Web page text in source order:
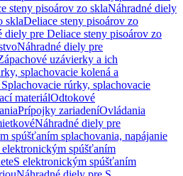
steny pisoárov zo sklaNáhradné diely
sklaDeliace steny pisoárov zo
diely pre Deliace steny pisoárov zo
Náhradné diely pre
uzávierky a ich
splachovacie kolená a
rúrky, splachovacie
materiálOdtokové
Prípojky zariadeníOvládania
Náhradné diely pre
spúšťaním splachovania, napájanie
spúšťaním
S elektronickým spúšťaním